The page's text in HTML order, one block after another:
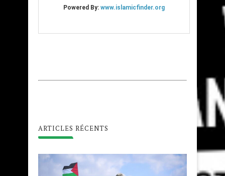
ARTICLES RÉCENTS